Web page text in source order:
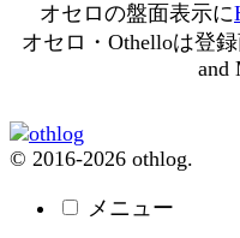
オセロの盤面表示に
オセロ・Othelloは登
and
© 2016-2026 othlog.
メニュー